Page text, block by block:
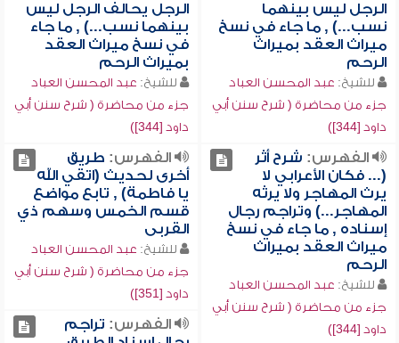
الرجل ليس بينهما
نسب...) , ما جاء في نسخ
ميراث العقد بميراث
الرحم
للشيخ: عبد المحسن العباد
جزء من محاضرة ( شرح سنن أبي
داود [344])
الرجل يحالف الرجل ليس
بينهما نسب...) , ما جاء
في نسخ ميراث العقد
بميراث الرحم
للشيخ: عبد المحسن العباد
جزء من محاضرة ( شرح سنن أبي
داود [344])
الفهرس: شرح أثر
(... فكان الأعرابي لا
يرث المهاجر ولا يرثه
المهاجر...) وتراجم رجال
إسناده , ما جاء في نسخ
ميراث العقد بميراث
الرحم
للشيخ: عبد المحسن العباد
جزء من محاضرة ( شرح سنن أبي
داود [344])
الفهرس: طريق
أخرى لحديث (اتقي الله
يا فاطمة) , تابع مواضع
قسم الخمس وسهم ذي
القربى
للشيخ: عبد المحسن العباد
جزء من محاضرة ( شرح سنن أبي
داود [351])
الفهرس: تراجم